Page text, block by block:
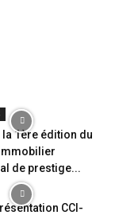
la 1ère édition du
de prestige...
CCI-